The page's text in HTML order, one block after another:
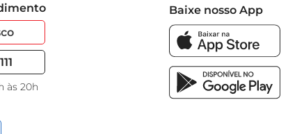
às 20h
Baixe nosso App